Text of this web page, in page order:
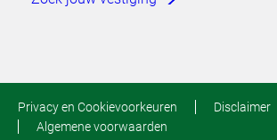
Privacy en Cookievoorkeuren
Disclaimer
Algemene voorwaarden